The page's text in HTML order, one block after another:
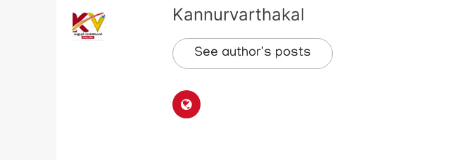
Kannurvarthakal
See author's posts